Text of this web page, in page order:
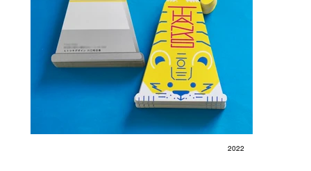
2022